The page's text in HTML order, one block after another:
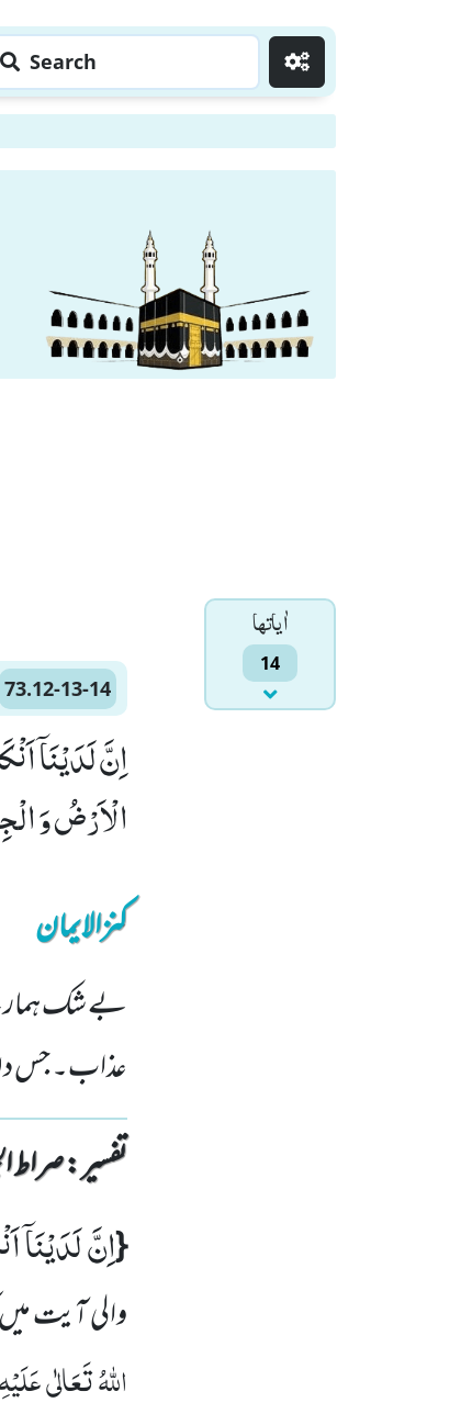
Search
اٰياتها
14
73.12-13-14
الْاَرْضُ وَ
کنزالایمان
بے شک ہمارے
عذاب۔ جس دن
تفسیر : ‎صراط الجنان
{اِنَّ لَدَیْنَاۤ
والی آیت
اللّٰہُ تَعَالٰی عَلَیْہِ